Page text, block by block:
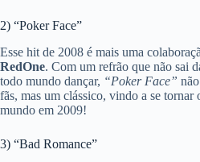
2) “Poker Face”
Esse hit de 2008 é mais uma
RedOne. Com um refrão que não sai
todo mundo dançar, “Poker Face”
fãs, mas um clássico, vindo a se
mundo em 2009!
3) “Bad Romance”